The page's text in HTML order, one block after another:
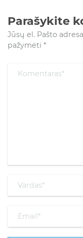
Parašykite
Jūsų el. Pašto
pažymėti *